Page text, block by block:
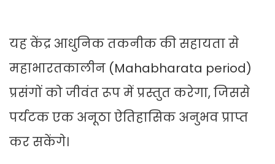
यह केंद्र आधुनिक तकनीक की सहायता से
महाभारतकालीन (Mahabharata period)
प्रसंगों को जीवंत रूप में प्रस्तुत करेगा, जिससे
पर्यटक एक अनूठा ऐतिहासिक अनुभव प्राप्त
कर सकेंगे।